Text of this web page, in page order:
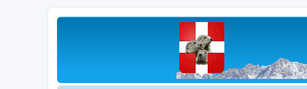
Les Marmottes de Savoie